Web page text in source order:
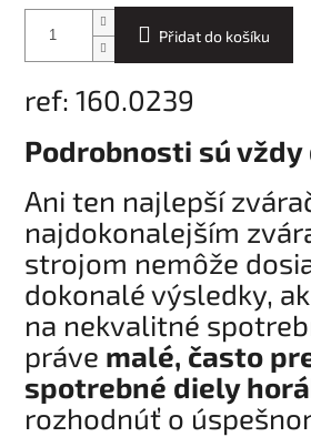
Přidat do košíku
ref: 160.0239
Podrobnosti sú
Ani ten najlepší
najdokonalejším
strojom nemôže
dokonalé výsledky,
na nekvalitné
práve malé, často
spotrebné diely
rozhodnúť o